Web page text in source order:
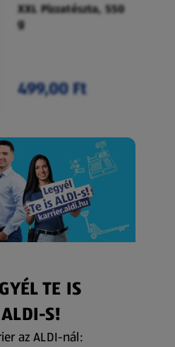
XXL Pizzatészta, 550
g
499,00 Ft
TE IS
ALDI-S!
az ALDI-nál: